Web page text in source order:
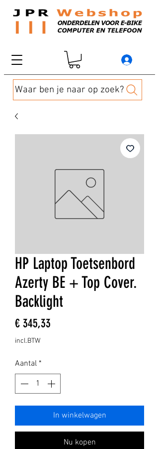
Waar ben je naar op zoek?
HP Laptop Toetsenbord
Azerty BE + Top Cover.
Backlight
€ 345,33
incl.BTW
Aantal *
In winkelwagen
Nu kopen